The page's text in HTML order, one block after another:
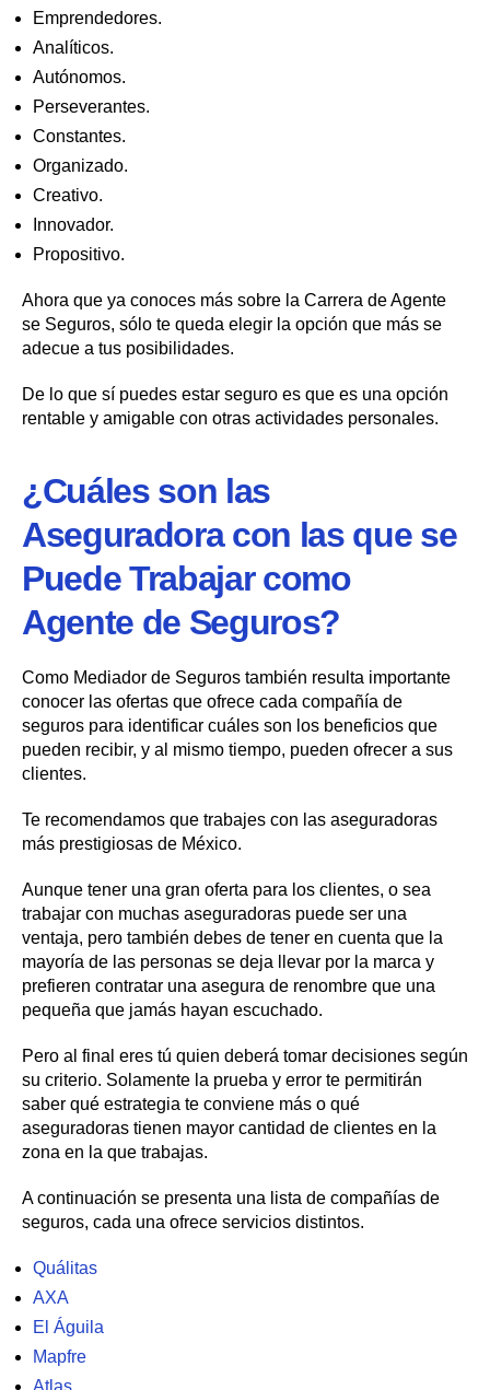
Emprendedores.
Analíticos.
Autónomos.
Perseverantes.
Constantes.
Organizado.
Creativo.
Innovador.
Propositivo.
Ahora que ya conoces más sobre la Carrera de Agente
se Seguros, sólo te queda elegir la opción que más se
adecue a tus posibilidades.
De lo que sí puedes estar seguro es que es una opción
rentable y amigable con otras actividades personales.
¿Cuáles son las
Aseguradora con las que se
Puede Trabajar como
Agente de Seguros?
Como Mediador de Seguros también resulta importante
conocer las ofertas que ofrece cada compañía de
seguros para identificar cuáles son los beneficios que
pueden recibir, y al mismo tiempo, pueden ofrecer a sus
clientes.
Te recomendamos que trabajes con las aseguradoras
más prestigiosas de México.
Aunque tener una gran oferta para los clientes, o sea
trabajar con muchas aseguradoras puede ser una
ventaja, pero también debes de tener en cuenta que la
mayoría de las personas se deja llevar por la marca y
prefieren contratar una asegura de renombre que una
pequeña que jamás hayan escuchado.
Pero al final eres tú quien deberá tomar decisiones según
su criterio. Solamente la prueba y error te permitirán
saber qué estrategia te conviene más o qué
aseguradoras tienen mayor cantidad de clientes en la
zona en la que trabajas.
A continuación se presenta una lista de compañías de
seguros, cada una ofrece servicios distintos.
Quálitas
AXA
El Águila
Mapfre
Atlas